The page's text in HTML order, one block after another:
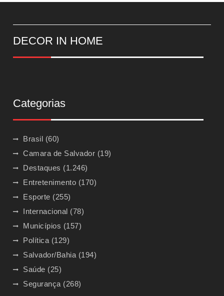
DECOR IN HOME
Categorias
Brasil (60)
Camara de Salvador (19)
Destaques (1.246)
Entretenimento (170)
Esporte (255)
Internacional (78)
Municípios (157)
Política (129)
Salvador/Bahia (194)
Saúde (25)
Segurança (268)